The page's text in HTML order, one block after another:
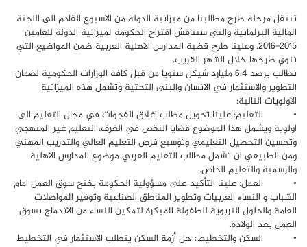
تنتقل مرحلة طرح مطالبنا من ميزانية الدولة من الاسبوع القادم الى اللجنة
المالية البرلمانية والتي ستناقش اقتراح الحكومة لميزانية الدولة للعامين
2015-2016. وعلينا طرح قضية المدارس الاهلية العربية ضمن المواضيع التي
ننوي طرحها خلال الشهر القريب.
نطالب برصد 6.4 مليارد شيكل سنويا من قبل كافة الوزارات الحكومية لضمان
التطوير والاستثمار في الانسان والبنى التحتية وتشمل هذه الميزانية
الاولويات التالية:
• التعليم: علينا تحويل مطلب اغلاق الفجوات في مجال التعليم الى
اولوية ويشمل هذا الموضوع قضايا النقص في الغرف، التعليم غير المنهجي
وتحسين التحصيل التعليمي وتوسيع فرص التعليم العالي والتدريب المهني
ومن الطبيعي ان تشمل مطالب التعليم العربي موضوع المدارس الاهلية
والرسمية والتعليم الخاص.
• العمل: علينا التأكيد على مسؤولية الحكومة بفتح سوق العمل امام
الشباب و النساء العربيات وتطوير المناطق الصناعية وتوفير المواصلات
العامة والحلول التربوية للطفولة المبكرة لتمكين النساء من الاندماج بسوق
العمل بعد الولادة.
• السكن والتخطيط: حل أزمة السكن يتطلب الاستثمار في التخطيط